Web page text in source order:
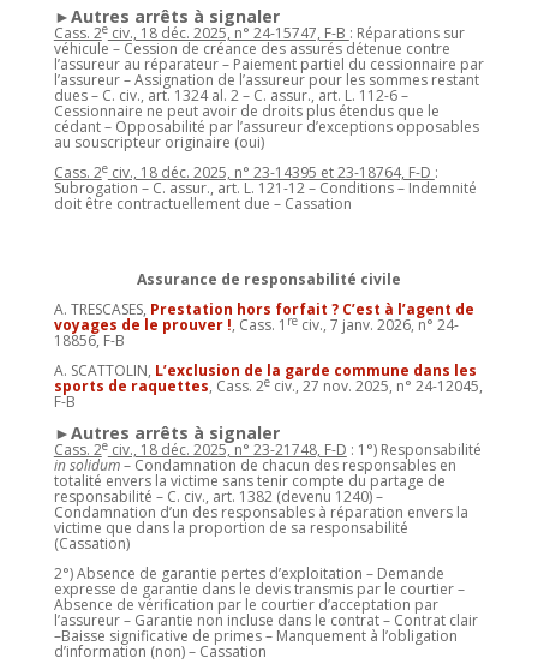
►Autres arrêts à signaler
Cass. 2eciv., 18 déc. 2025, n° 24-15747, F-B : Réparations sur
véhicule – Cession de créance des assurés détenue contre
l’assureur au réparateur – Paiement partiel du cessionnaire par
l’assureur – Assignation de l’assureur pour les sommes restant
dues – C. civ., art. 1324 al. 2 – C. assur., art. L. 112-6 –
Cessionnaire ne peut avoir de droits plus étendus que le
cédant – Opposabilité par l’assureur d’exceptions opposables
au souscripteur originaire (oui)
Cass. 2eciv., 18 déc. 2025, n° 23-14395 et 23-18764, F-D :
Subrogation – C. assur., art. L. 121-12 – Conditions – Indemnité
doit être contractuellement due – Cassation
Assurance de responsabilité civile
A. TRESCASES, Prestation hors forfait ? C’est à l’agent de
voyages de le prouver !, Cass. 1 reciv., 7 janv. 2026, n° 24-
18856, F-B
A. SCATTOLIN, L’exclusion de la garde commune dans les
sports de raquettes, Cass. 2eciv., 27 nov. 2025, n° 24-12045,
F-B
►Autres arrêts à signaler
Cass. 2eciv., 18 déc. 2025, n° 23-21748, F-D : 1°) Responsabilité
in solidum– Condamnation de chacun des responsables en
totalité envers la victime sans tenir compte du partage de
responsabilité – C. civ., art. 1382 (devenu 1240) –
Condamnation d’un des responsables à réparation envers la
victime que dans la proportion de sa responsabilité
(Cassation)
2°) Absence de garantie pertes d’exploitation – Demande
expresse de garantie dans le devis transmis par le courtier –
Absence de vérification par le courtier d’acceptation par
l’assureur – Garantie non incluse dans le contrat – Contrat clair
–Baisse significative de primes – Manquement à l’obligation
d’information (non) – Cassation